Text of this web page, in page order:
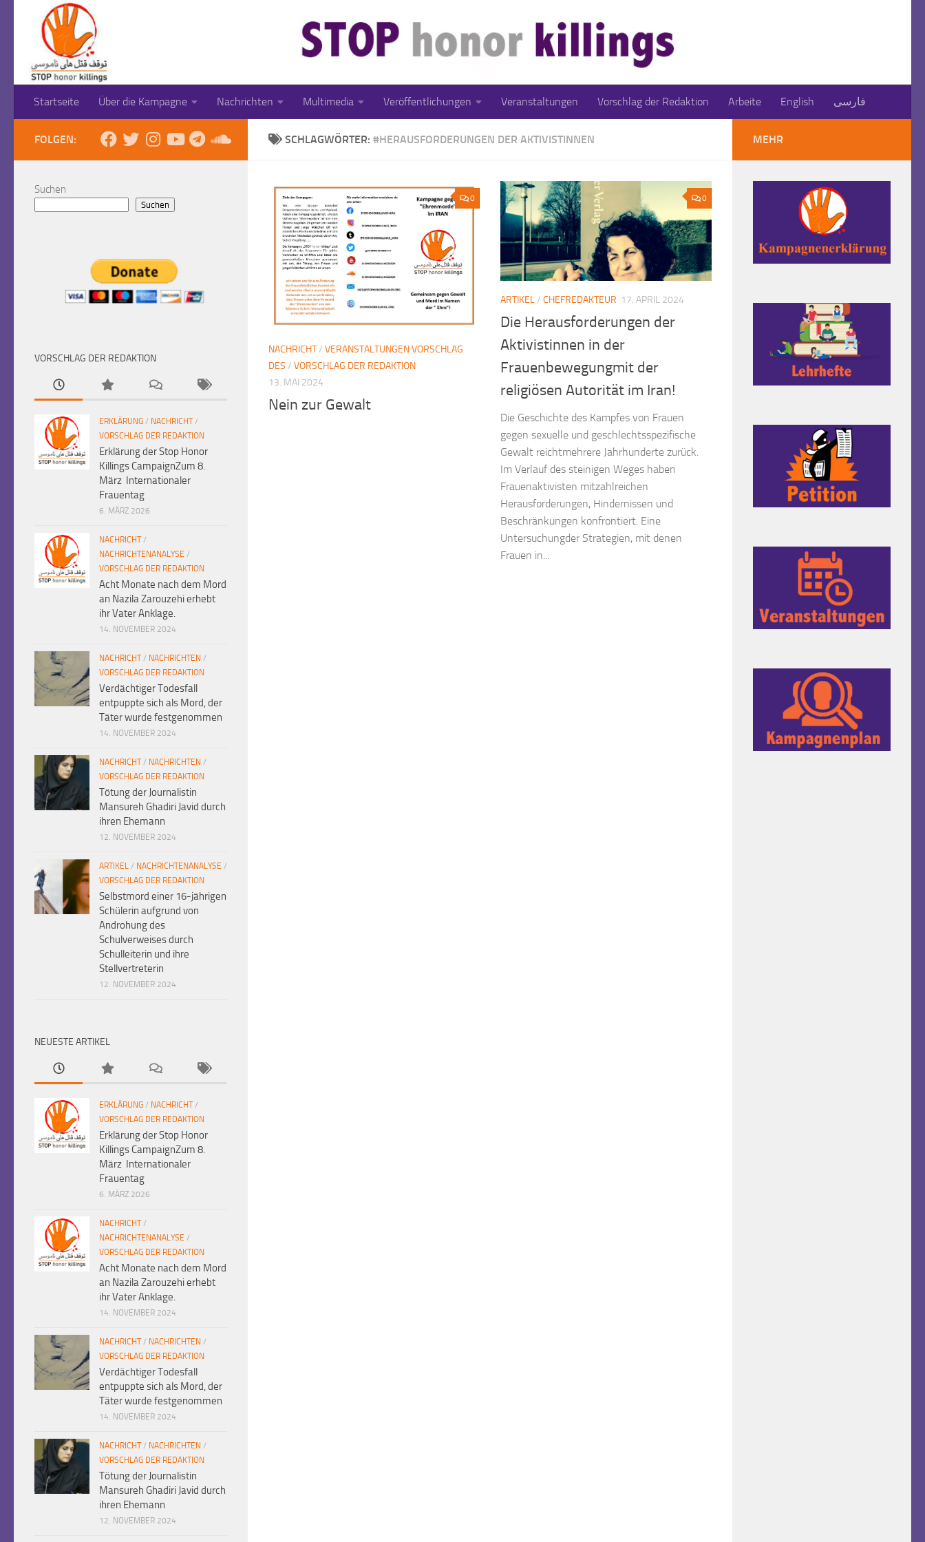
Zum Inhalt springen
Startseite Über die Kampagne Nachrichten Multimedia Veröffentlichungen Veranstaltungen Vorschlag der Redaktion Arbeite English فارسی
SCHLAGWÖRTER: #HERAUSFORDERUNGEN DER AKTIVISTINNEN
0
NACHRICHT/ VERANSTALTUNGEN VORSCHLAG
DES / VORSCHLAG DER REDAKTION
13. MAI 2024
Nein zur Gewalt
0
ARTIKEL/ CHEFREDAKTEUR 17. APRIL 2024
Die Herausforderungen der
Aktivistinnen in der
Frauenbewegungmit der
religiösen Autorität im Iran!
Die Geschichte des Kampfes von Frauen
gegen sexuelle und geschlechtsspezifische
Gewalt reichtmehrere Jahrhunderte zurück.
Im Verlauf des steinigen Weges haben
Frauenaktivisten mitzahlreichen
Herausforderungen, Hindernissen und
Beschränkungen konfrontiert. Eine
Untersuchungder Strategien, mit denen
Frauen in...
FOLGEN:
Suchen
Suchen
VORSCHLAG DER REDAKTION
ERKLÄRUNG / NACHRICHT/
VORSCHLAG DER REDAKTION
Erklärung der Stop Honor
Killings CampaignZum 8.
März Internationaler
Frauentag
6. MÄRZ 2026
NACHRICHT/
NACHRICHTENANALYSE /
VORSCHLAG DER REDAKTION
Acht Monate nach dem Mord
an Nazila Zarouzehi erhebt
ihr Vater Anklage.
14. NOVEMBER 2024
NACHRICHT/ NACHRICHTEN /
VORSCHLAG DER REDAKTION
Verdächtiger Todesfall
entpuppte sich als Mord, der
Täter wurde festgenommen
14. NOVEMBER 2024
NACHRICHT/ NACHRICHTEN /
VORSCHLAG DER REDAKTION
Tötung der Journalistin
Mansureh Ghadiri Javid durch
ihren Ehemann
12. NOVEMBER 2024
ARTIKEL / NACHRICHTENANALYSE /
VORSCHLAG DER REDAKTION
Selbstmord einer 16-jährigen
Schülerin aufgrund von
Androhung des
Schulverweises durch
Schulleiterin und ihre
Stellvertreterin
12. NOVEMBER 2024
NEUESTE ARTIKEL
ERKLÄRUNG / NACHRICHT/
VORSCHLAG DER REDAKTION
Erklärung der Stop Honor
Killings CampaignZum 8.
März Internationaler
Frauentag
6. MÄRZ 2026
NACHRICHT/
NACHRICHTENANALYSE /
VORSCHLAG DER REDAKTION
Acht Monate nach dem Mord
an Nazila Zarouzehi erhebt
ihr Vater Anklage.
14. NOVEMBER 2024
NACHRICHT/ NACHRICHTEN /
VORSCHLAG DER REDAKTION
Verdächtiger Todesfall
entpuppte sich als Mord, der
Täter wurde festgenommen
14. NOVEMBER 2024
NACHRICHT/ NACHRICHTEN /
VORSCHLAG DER REDAKTION
Tötung der Journalistin
Mansureh Ghadiri Javid durch
ihren Ehemann
12. NOVEMBER 2024
MEHR